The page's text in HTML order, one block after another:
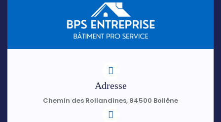
Adresse
Chemin des Rollandines, 84500 Bollène